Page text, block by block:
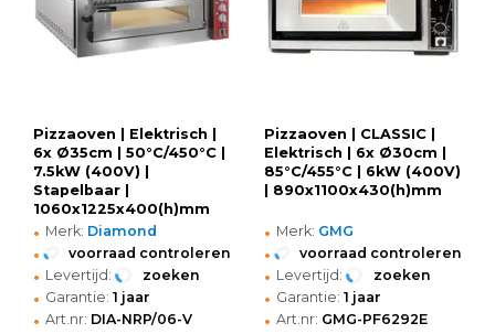
Pizzaoven | Elektrisch |
6x Ø35cm | 50°C/450°C |
7.5kW (400V) |
Stapelbaar |
1060x1225x400(h)mm
• Merk: Diamond
• voorraad controleren
• Levertijd: zoeken
• Garantie: 1 jaar
• Art.nr: DIA-NRP/06-V
Pizzaoven | CLASSIC |
Elektrisch | 6x Ø30cm |
85°C/455°C | 6kW (400V)
| 890x1100x430(h)mm
• Merk: GMG
• voorraad controleren
• Levertijd: zoeken
• Garantie: 1 jaar
• Art.nr: GMG-PF6292E